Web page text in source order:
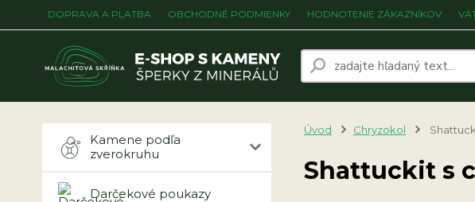
DOPRAVA A PLATBA OBCHODNÉ PODMIENKY HODNOTENIE ZÁKAZNÍKOV
Kamene podľa
zverokruhu
Darčekové poukazy
Úvod Chryzokol
Shattuckit s